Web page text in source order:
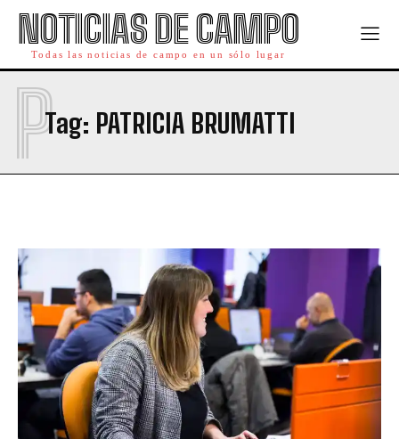
NOTICIAS DE CAMPO
Todas las noticias de campo en un sólo lugar
Tag: PATRICIA BRUMATTI
P